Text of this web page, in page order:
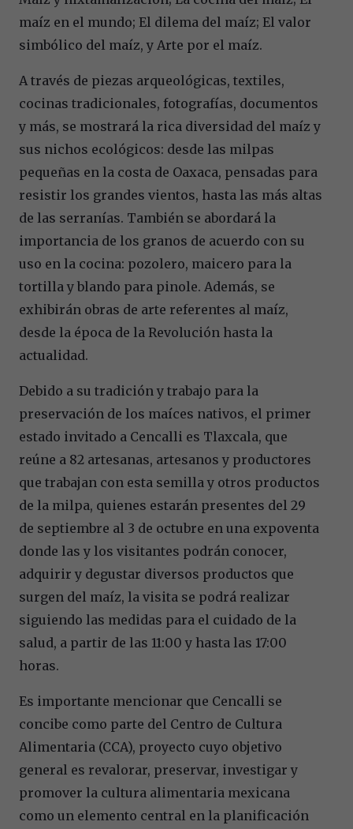
maíz en el mundo; El dilema del maíz; El valor
simbólico del maíz, y Arte por el maíz.
A través de piezas arqueológicas, textiles,
cocinas tradicionales, fotografías, documentos
y más, se mostrará la rica diversidad del maíz y
sus nichos ecológicos: desde las milpas
pequeñas en la costa de Oaxaca, pensadas para
resistir los grandes vientos, hasta las más altas
de las serranías. También se abordará la
importancia de los granos de acuerdo con su
uso en la cocina: pozolero, maicero para la
tortilla y blando para pinole. Además, se
exhibirán obras de arte referentes al maíz,
desde la época de la Revolución hasta la
actualidad.
Debido a su tradición y trabajo para la
preservación de los maíces nativos, el primer
estado invitado a Cencalli es Tlaxcala, que
reúne a 82 artesanas, artesanos y productores
que trabajan con esta semilla y otros productos
de la milpa, quienes estarán presentes del 29
de septiembre al 3 de octubre en una expoventa
donde las y los visitantes podrán conocer,
adquirir y degustar diversos productos que
surgen del maíz, la visita se podrá realizar
siguiendo las medidas para el cuidado de la
salud, a partir de las 11:00 y hasta las 17:00
horas.
Es importante mencionar que Cencalli se
concibe como parte del Centro de Cultura
Alimentaria (CCA), proyecto cuyo objetivo
general es revalorar, preservar, investigar y
promover la cultura alimentaria mexicana
como un elemento central en la planificación